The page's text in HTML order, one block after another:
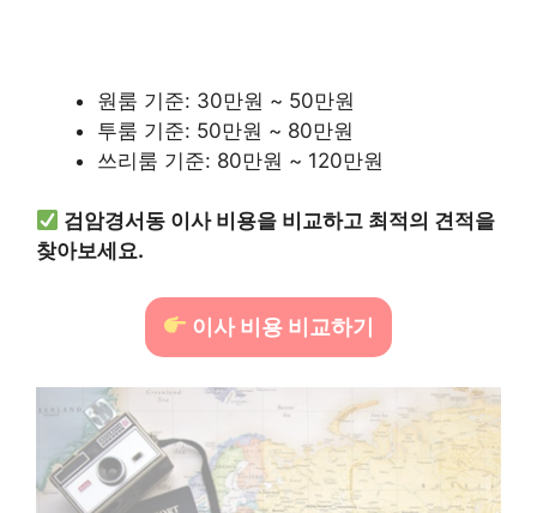
원룸 기준: 30만원 ~ 50만원
투룸 기준: 50만원 ~ 80만원
쓰리룸 기준: 80만원 ~ 120만원
검암경서동 이사 비용을 비교하고 최적의 견적을
찾아보세요.
이사 비용 비교하기